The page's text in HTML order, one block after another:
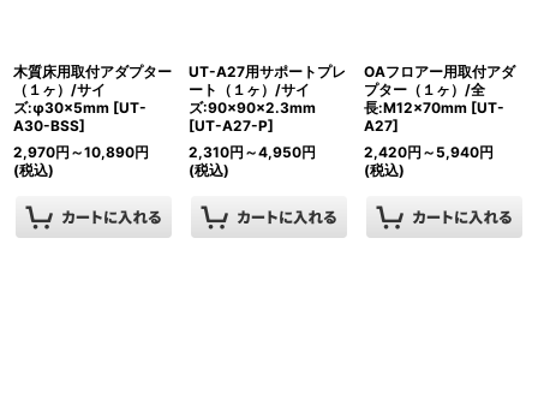
木質床用取付アダプター
（１ヶ）/サイ
ズ:φ30×5mm [UT-
A30-BSS]
2,970円 ～10,890円
(税込)
UT-A27用サポートプレ
ート（１ヶ）/サイ
ズ:90×90×2.3mm
[UT-A27-P]
2,310円 ～4,950円
(税込)
OAフロアー用取付アダ
プター（１ヶ）/全
長:M12×70mm [UT-
A27]
2,420円 ～5,940円
(税込)